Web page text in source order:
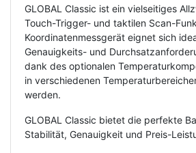
GLOBAL Classic ist ein vielseitiges
Touch-Trigger- und taktilen Scan-
Koordinatenmessgerät eignet sich
Genauigkeits- und
dank des optionalen
in verschiedenen
werden.
GLOBAL Classic bietet die perfekte
Stabilität, Genauigkeit und Preis-